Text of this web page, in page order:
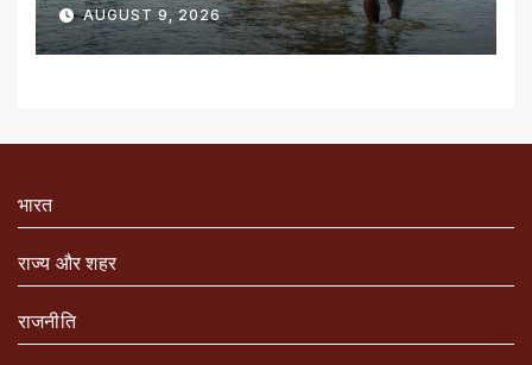
AUGUST 9, 2026
भारत
राज्य और शहर
राजनीति